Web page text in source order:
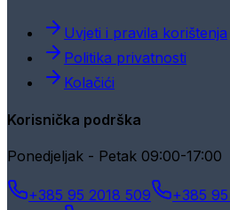
Uvjeti i pravila korištenja
Politika privatnosti
Kolačići
Korisnička podrška
Ponedjeljak - Petak 09:00-17:00
+385 95 2018 509 +385